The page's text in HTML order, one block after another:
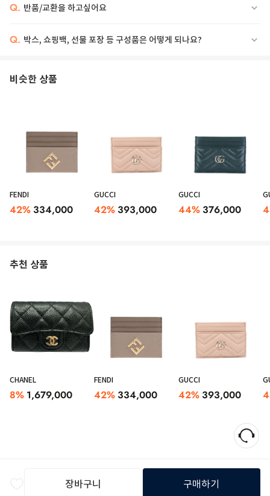
Q. 반품/교환을 하고싶어요
Q. 박스, 쇼핑백, 선물 포장 등 구성품은 어떻게 되나요?
비슷한 상품
FENDI
42% 334,000
GUCCI
42% 393,000
GUCCI
44% 376,000
추천 상품
CHANEL
8% 1,679,000
FENDI
42% 334,000
GUCCI
42% 393,000
장바구니 구매하기